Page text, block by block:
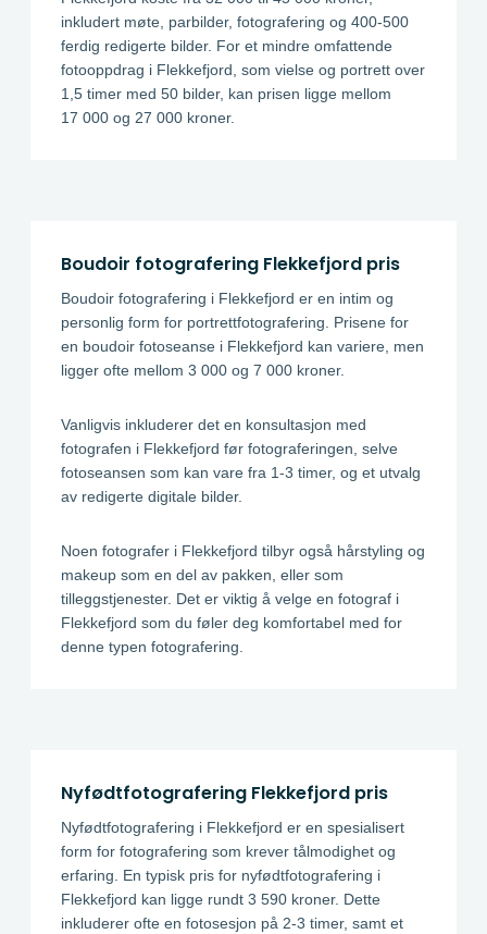
inkludert møte, parbilder, fotografering og 400-500
ferdig redigerte bilder. For et mindre omfattende
fotooppdrag i Flekkefjord, som vielse og portrett over
1,5 timer med 50 bilder, kan prisen ligge mellom
17 000 og 27 000 kroner.
Boudoir fotografering Flekkefjord pris
Boudoir fotografering i Flekkefjord er en intim og
personlig form for portrettfotografering. Prisene for
en boudoir fotoseanse i Flekkefjord kan variere, men
ligger ofte mellom 3 000 og 7 000 kroner.
Vanligvis inkluderer det en konsultasjon med
fotografen i Flekkefjord før fotograferingen, selve
fotoseansen som kan vare fra 1-3 timer, og et utvalg
av redigerte digitale bilder.
Noen fotografer i Flekkefjord tilbyr også hårstyling og
makeup som en del av pakken, eller som
tilleggstjenester. Det er viktig å velge en fotograf i
Flekkefjord som du føler deg komfortabel med for
denne typen fotografering.
Nyfødtfotografering Flekkefjord pris
Nyfødtfotografering i Flekkefjord er en spesialisert
form for fotografering som krever tålmodighet og
erfaring. En typisk pris for nyfødtfotografering i
Flekkefjord kan ligge rundt 3 590 kroner. Dette
inkluderer ofte en fotosesjon på 2-3 timer, samt et